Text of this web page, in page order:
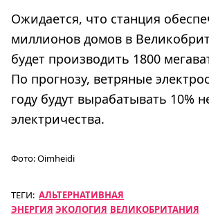
Ожидается, что станция
миллионов домов в
будет производить 1800
По прогнозу, ветряные
году будут вырабатывать 10%
электричества.
Фото:Oimheidi
ТЕГИ: АЛЬТЕРНАТИВНАЯ
ЭНЕРГИЯ ЭКОЛОГИЯ ВЕЛИКОБРИТАНИЯ